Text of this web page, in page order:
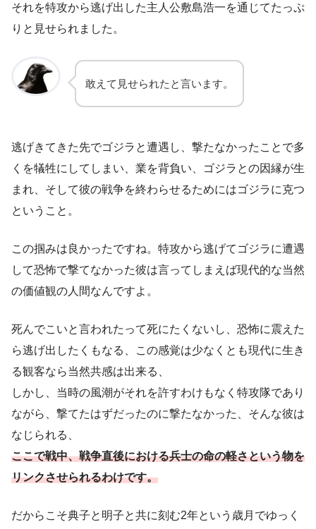
それを特攻から逃げ出した主人公敷島浩一を通じてたっぷ
りと見せられました。
敢えて見せられたと言います。
逃げきてきた先でゴジラと遭遇し、撃たなかったことで多
くを犠牲にしてしまい、業を背負い、ゴジラとの因縁が生
まれ、そして彼の戦争を終わらせるためにはゴジラに克つ
ということ。
この掴みは良かったですね。特攻から逃げてゴジラに遭遇
して恐怖で撃てなかった彼は言ってしまえば現代的な当然
の価値観の人間なんですよ。
死んでこいと言われたって死にたくないし、恐怖に震えた
ら逃げ出したくもなる、この感覚は少なくとも現代に生き
る観客なら当然共感は出来る、
しかし、当時の風潮がそれを許すわけもなく特攻隊であり
ながら、撃てたはずだったのに撃たなかった、そんな彼は
なじられる、
ここで戦中、戦争直後における兵士の命の軽さという物を
リンクさせられるわけです。
だからこそ典子と明子と共に刻む2年という歳月でゆっく